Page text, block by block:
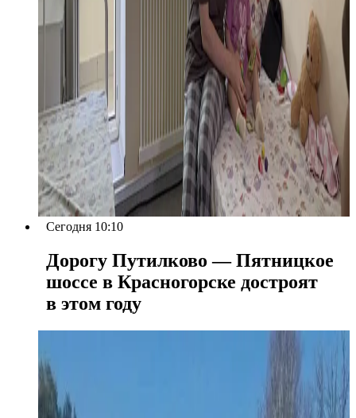
Сегодня 10:10
Дорогу Путилково — Пятницкое
шоссе в Красногорске достроят
в этом году